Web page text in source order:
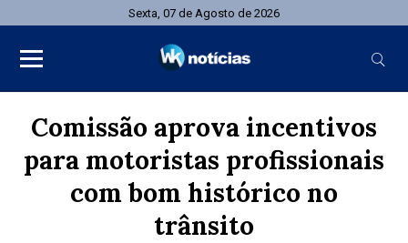
Sexta, 07 de Agosto de 2026
Comissão aprova incentivos
para motoristas profissionais
com bom histórico no
trânsito